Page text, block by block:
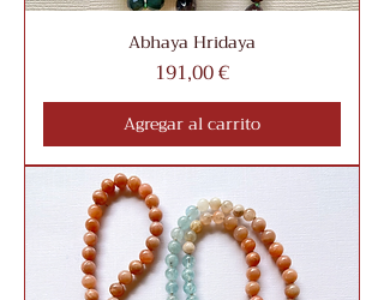
Abhaya Hridaya
Precio
191,00 €
Agregar al carrito